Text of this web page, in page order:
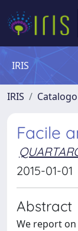
IRIS
IRIS
Facile
2015-01-01
Abstract
We report